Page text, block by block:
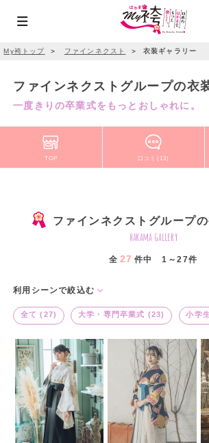
My袴トップ ＞ ファインネクスト ＞ 衣装ギャラリー
ファインネクストグループの衣
一度きりの卒業式をもっとおしゃれに。
TOP 口コミ(13)
ファインネクストグループ
hakama gallery
全 27 件中 1～27件
利用シーンで絞込む
全て (27) 大学・専門卒業式 (23) 小学